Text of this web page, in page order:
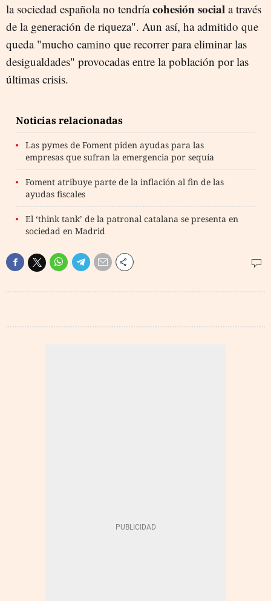
la sociedad española no tendríacohesión social a través
de la generación de riqueza". Aun así, ha admitido que
queda "mucho camino que recorrer para eliminar las
desigualdades" provocadas entre la población por las
últimas crisis.
Noticias relacionadas
Las pymes de Foment piden ayudas para las
empresas que sufran la emergencia por sequía
Foment atribuye parte de la inflación al fin de las
ayudas fiscales
El ‘think tank’ de la patronal catalana se presenta en
sociedad en Madrid